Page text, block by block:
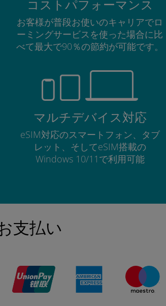
コストパフォーマンス
お客様が普段お使いのキャリアでロ
ーミングサービスを使った場合に比
べて最大で90％の節約が可能です。
マルチデバイス対応
eSIM対応のスマートフォン、タブ
レット、そしてeSIM搭載の
Windows 10/11で利用可能
支払い